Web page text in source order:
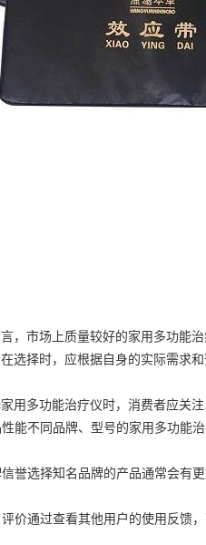
，市场上质量较好的家用多功能
选择时，应根据自身的实际需求
用多功能治疗仪时，消费者应关注
能不同品牌、型号的家用多功能
誉选择知名品牌的产品通常会有
价通过查看其他用户的使用反馈